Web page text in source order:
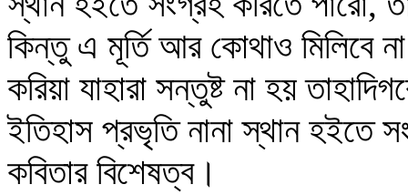
কিন্তু এ মূর্তি আর কোথাও মিলিবে
করিয়া যাহারা সন্তুষ্ট না হয়
ইতিহাস প্রভৃতি নানা স্থান হইতে
কবিতার বিশেষত্ব।